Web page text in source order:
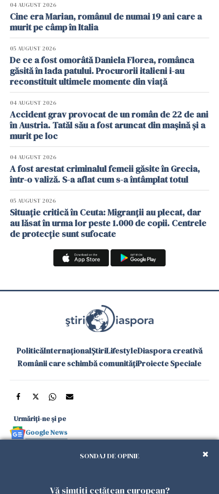
04 AUGUST 2026
Cine era Marian, românul de numai 19 ani care a
murit pe câmp în Italia
05 AUGUST 2026
De ce a fost omorâtă Daniela Florea, românca
găsită în lada patului. Procurorii italieni i-au
reconstituit ultimele momente din viață
04 AUGUST 2026
Accident grav provocat de un român de 22 de ani
în Austria. Tatăl său a fost aruncat din mașină și a
murit pe loc
04 AUGUST 2026
A fost arestat criminalul femeii găsite în Grecia,
într-o valiză. S-a aflat cum s-a întâmplat totul
05 AUGUST 2026
Situație critică în Ceuta: Migranții au plecat, dar
au lăsat în urma lor peste 1.000 de copii. Centrele
de protecție sunt sufocate
PoliticăInternaționalȘtiriLifestyleDiaspora creativă
Românii care schimbă comunitățiProiecte Speciale
Urmăriți-ne și pe
Google News
Politica de
Politica
Gestionați
Declarație de
SONDAJ DE OPINIE
Vă simțiți cetățean european?